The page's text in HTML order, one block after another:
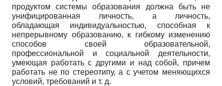
продуктом системы образования должна быть не
унифицированная личность, а личность,
обладающая индивидуальностью, способная к
непрерывному образованию, к гибкому изменению
способов своей образовательной,
профессиональной и социальной деятельности,
умеющая работать с другими и над собой, причем
работать не по стереотипу, а с учетом меняющихся
условий, требований и т. д.